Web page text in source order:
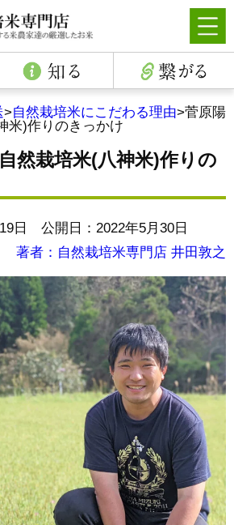
>自然栽培米にこだわる理由>菅原陽
米)作りのきっかけ
然栽培米(八神米)作りの
日 公開日：2022年5月30日
著者：自然栽培米専門店 井田敦之